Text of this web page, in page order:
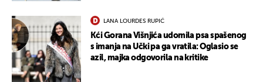
LANA LOURDES RUPIĆ
Kći Gorana Višnjića udomila psa spašenog
s imanja na Učki pa ga vratila: Oglasio se
azil, majka odgovorila na kritike